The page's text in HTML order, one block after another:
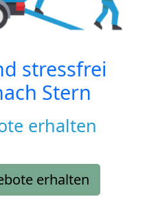
stressfrei
Stern
erhalten
erhalten